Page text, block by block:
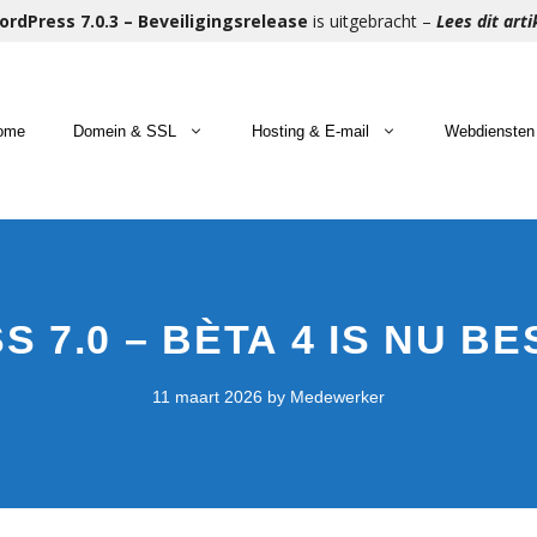
7.0.3 – Beveiligingsrelease is uitgebracht – Lees dit
Domein & SSL Hosting & E-mail Webdiensten
met u bouwen wij aan uw webshop
7.0 – BÈTA 4 IS NU
11 maart 2026 by Medewerker